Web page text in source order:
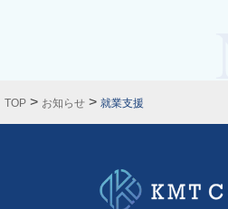
TOP > お知らせ > 就業支援